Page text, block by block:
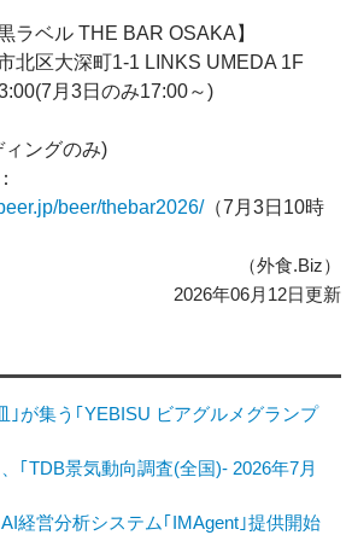
ラベル THE BAR OSAKA】
北区大深町1-1 LINKS UMEDA 1F
月3日のみ17:00～)
ングのみ)
beer/thebar2026/（7月3日10時
（外食.Biz）
2026年06月12日更新
｣が集う｢YEBISU ビアグルメグランプ
｢TDB景気動向調査(全国)- 2026年7月
経営分析システム｢IMAgent｣提供開始